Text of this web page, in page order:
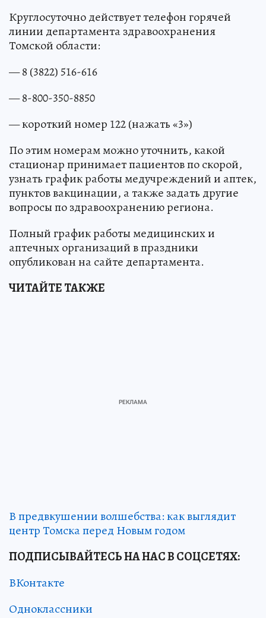
Круглосуточно действует телефон горячей
линии департамента здравоохранения
Томской области:
— 8 (3822) 516-616
— 8-800-350-8850
— короткий номер 122 (нажать «3»)
По этим номерам можно уточнить, какой
стационар принимает пациентов по скорой,
узнать график работы медучреждений и аптек,
пунктов вакцинации, а также задать другие
вопросы по здравоохранению региона.
Полный график работы медицинских и
аптечных организаций в праздники
опубликован на сайте департамента.
ЧИТАЙТЕ ТАКЖЕ
В предвкушении волшебства: как выглядит
центр Томска перед Новым годом
ПОДПИСЫВАЙТЕСЬ НА НАС В СОЦСЕТЯХ:
ВКонтакте
Одноклассники